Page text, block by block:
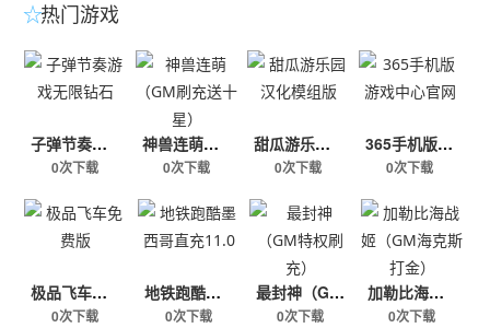
热门游戏
子弹节奏游戏无限钻石
0次下载
神兽连萌（GM刷充送十星）
0次下载
甜瓜游乐园汉化模组版
0次下载
365手机版游戏中心官网
0次下载
极品飞车免费版
0次下载
地铁跑酷墨西哥直充11.0
0次下载
最封神（GM特权刷充）
0次下载
加勒比海战姬（GM海克斯打金）
0次下载